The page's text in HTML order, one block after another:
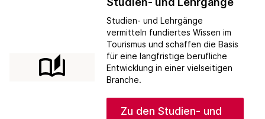
auto_stories
Studien- und Lehrgänge
vermitteln fundiertes Wissen im
Tourismus und schaffen die Basis
für eine langfristige berufliche
Entwicklung in einer vielseitigen
Branche.
Zu den Studien- und